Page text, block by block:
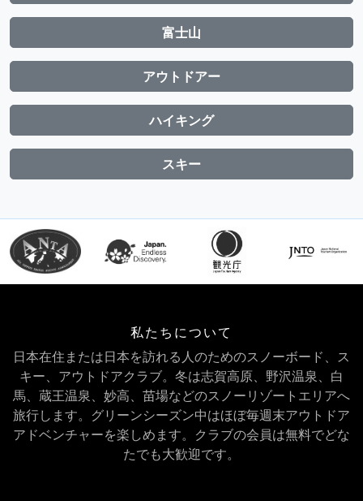
富士山
アウトドアー
ハイキング
スキー
私たちについて
日本在住または日本を訪れる人のためのスノーボード、ス
キー、アウトドアクラブ。冬は志賀高原、野沢温泉、白
馬、蔵王温泉、妙高、苗場などのスノーリゾートエリアへ
旅行します。グリーンシーズン中はほぼ毎週末アウトドア
アドベンチャーを楽しめます。クラブの会員は無料でどな
たでも大歓迎です。